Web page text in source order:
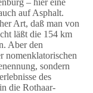
auf Asphalt.
Art, daß man von
läßt die 154 km
Aber den
nomenklatorischen
sondern
des
die Rothaar-